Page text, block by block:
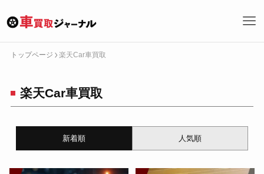
トップページへ戻る
カテゴリーで探す
キーワード・タグで探す
トップページ 楽天Car車買取
楽天Car車買取
新着順 人気順